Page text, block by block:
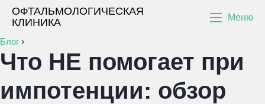
ОФТАЛЬМОЛОГИЧЕСКАЯ
КЛИНИКА
Меню
Блог ›
Что НЕ помогает при
импотенции: обзор